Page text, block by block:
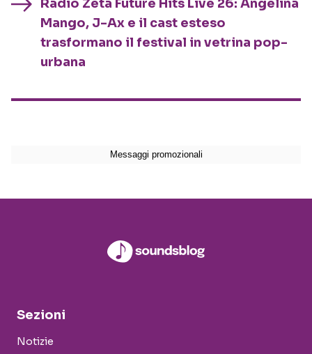
Radio Zeta Future Hits Live 26: Angelina
Mango, J-Ax e il cast esteso
trasformano il festival in vetrina pop-
urbana
Sezioni
Notizie